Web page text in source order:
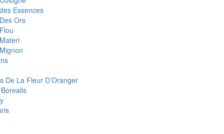
Essences
Ors
De La Fleur D’Oranger